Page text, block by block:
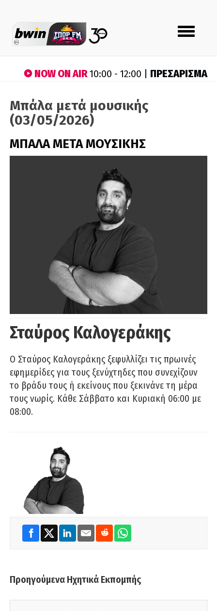
Toggle
navigation
NOW ON AIR10:00 - 12:00 | ΠΡΕΣΑΡΙΣΜΑ
Μπάλα μετά μουσικής
(03/05/2026)
ΜΠΑΛΑ ΜΕΤΑ ΜΟΥΣΙΚΗΣ
Σταύρος Καλογεράκης
Ο Σταύρος Καλογεράκης ξεφυλλίζει τις πρωινές
εφημερίδες για τους ξενύχτηδες που συνεχίζουν
το βράδυ τους ή εκείνους που ξεκινάνε τη μέρα
τους νωρίς. Κάθε Σάββατο και Κυριακή 06:00 με
08:00.
Προηγούμενα Ηχητικά Εκπομπής